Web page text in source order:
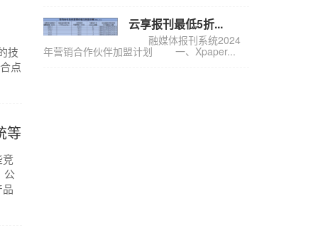
技
点
等
竞
公
云享报刊最低5折...
融媒体报刊系统2024
年营销合作伙伴加盟计划 一、Xpaper...